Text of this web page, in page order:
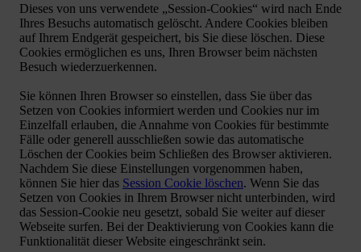
Dieses von uns verwendete „Session-Cookies“ wird nach Ende
Ihres Besuchs automatisch gelöscht. Andere Cookies bleiben
auf Ihrem Endgerät gespeichert, bis Sie diese löschen. Diese
Cookies ermöglichen es uns, Ihren Browser beim nächsten
Besuch wiederzuerkennen.
Sie können Ihren Browser so einstellen, dass Sie über das
Setzen von Cookies informiert werden und Cookies nur im
Einzelfall erlauben, die Annahme von Cookies für bestimmte
Fälle oder generell ausschließen sowie das automatische
Löschen der Cookies beim Schließen des Browser aktivieren.
Nachdem Sie diese Einstellungen vorgenommen haben,
können Sie hier das Session Cookie löschen. Wenn Sie das
Setzen von Cookies in Ihrem Browser nicht unterbinden, wird
das Session-Cookie neu gesetzt, sobald Sie weiter auf dieser
Webseite surfen. Bei der Deaktivierung von Cookies kann die
Funktionalität dieser Website eingeschränkt sein.